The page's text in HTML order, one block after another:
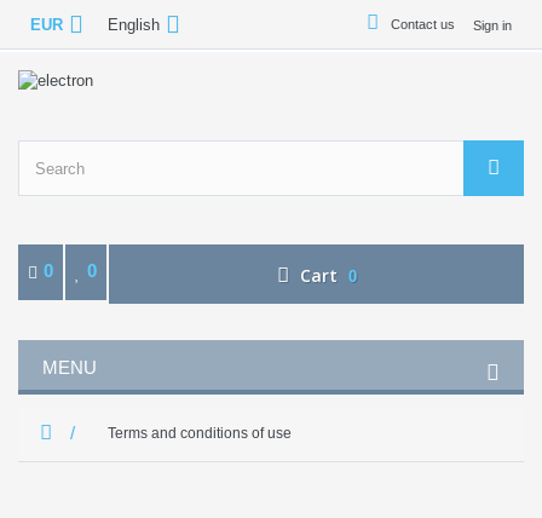
Sign in
EUR English Contact us
0 0 Cart 0
MENU
Terms and conditions of use